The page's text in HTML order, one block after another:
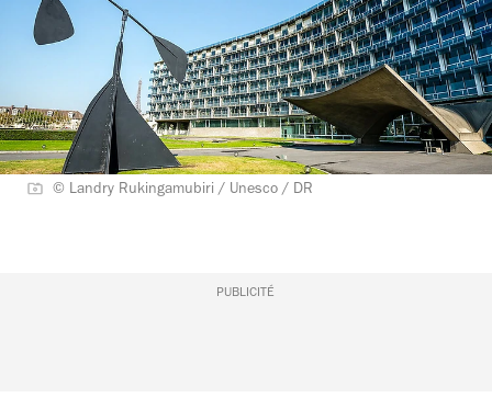
© Landry Rukingamubiri / Unesco / DR
PUBLICITÉ